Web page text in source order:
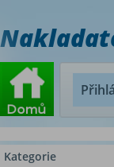
Kategorie